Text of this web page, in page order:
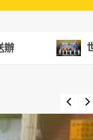
世界冠軍